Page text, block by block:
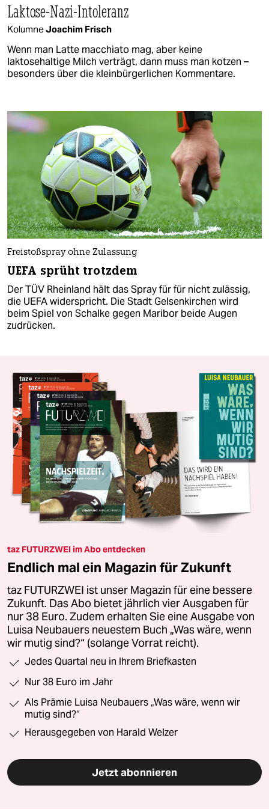
Laktose-Nazi-Intoleranz
KolumneJoachim Frisch
Wenn man Latte macchiato mag, aber keine
laktosehaltige Milch verträgt, dann muss man kotzen –
besonders über die kleinbürgerlichen Kommentare.
Freistoßspray ohne Zulassung
UEFA sprüht trotzdem
Der TÜV Rheinland hält das Spray für für nicht zulässig,
die UEFA widerspricht. Die Stadt Gelsenkirchen wird
beim Spiel von Schalke gegen Maribor beide Augen
zudrücken.
taz FUTURZWEI im Abo entdecken
Endlich mal ein Magazin für Zukunft
taz FUTURZWEI ist unser Magazin für eine bessere
Zukunft. Das Abo bietet jährlich vier Ausgaben für
nur 38 Euro. Zudem erhalten Sie eine Ausgabe von
Luisa Neubauers neuestem Buch „Was wäre, wenn
wir mutig sind?“ (solange Vorrat reicht).
Jedes Quartal neu in Ihrem Briefkasten
Nur 38 Euro im Jahr
Als Prämie Luisa Neubauers „Was wäre, wenn wir
mutig sind?“
Herausgegeben von Harald Welzer
Jetzt abonnieren